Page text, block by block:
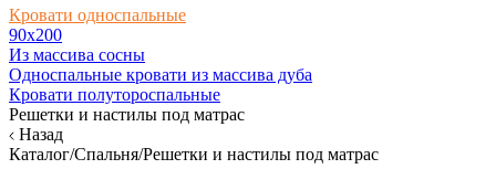
Кровати односпальные
90х200
Из массива сосны
Односпальные кровати из массива дуба
Кровати полутороспальные
Решетки и настилы под матрас
Назад
Каталог/Спальня/Решетки и настилы под матрас